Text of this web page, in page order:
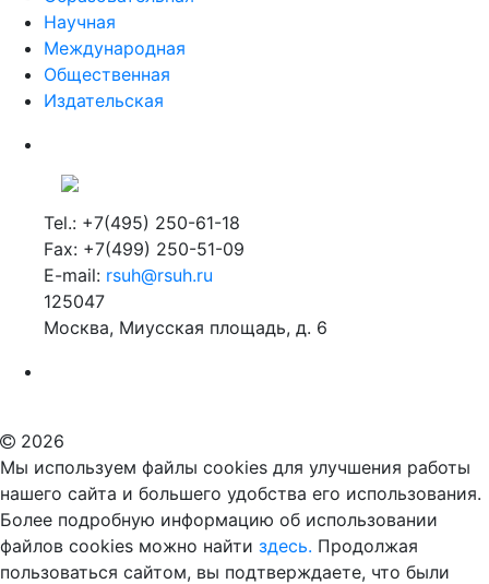
Научная
Международная
Общественная
Издательская
Tel.: +7(495) 250-61-18
Fax: +7(499) 250-51-09
E-mail: rsuh@rsuh.ru
125047
Москва, Миусская площадь, д. 6
2026
Мы используем файлы cookies для улучшения работы
нашего сайта и большего удобства его использования.
Более подробную информацию об использовании
файлов cookies можно найти здесь. Продолжая
пользоваться сайтом, вы подтверждаете, что были